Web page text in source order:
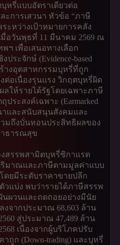
หรี่แบบอัตราเดียวต่อ
ะการเสวนา หัวข้อ “ภาษี
ะหว่างเป้าหมายการคลัง
อวันพุธที่ 11 มีนาคม 2569 ณ
ฯ เพื่อเสนอทางเลือก
ระจักษ์ (Evidence-based
างอุตสาหกรรมบุหรี่ที่ถูก
ต่อเนื่องรุนแรง วิกฤตบุหรี่ผิด
ให้รายได้รัฐโดยเฉพาะภาษี
ระสงค์เฉพาะ (Earmarked
าและสนับสนุนสังคมและ
มถึงบั่นทอนประสิทธิผลของ
าธารณสุข
สรรพสามิตบุหรี่ซิกาแรต
ริมาณและภาษีตามมูลค่าแบบ
โดยมีระดับราคาขายปลีก
วแบ่ง พบว่ารายได้ภาษีสรรพ
ผวนและถดถอยอย่างมีนัย
จากประมาณ 68,603 ล้าน
สู่ประมาณ 47,489 ล้าน
เนื่องจากผู้บริโภคปรับ
ถูก (Down-trading) และบุหรี่